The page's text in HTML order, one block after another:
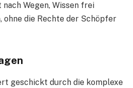
Wegen, Wissen frei
ohne die Rechte der Schöpfer
geschickt durch die komplexe